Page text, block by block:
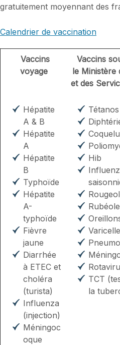
gratuitement moyennant des
Calendrier de vaccination
Vaccins
voyage
Vaccins
le Ministère
et des
Hépatite
A & B
Hépatite
A
Hépatite
B
Typhoïde
Hépatite
A-
typhoïde
Fièvre
jaune
Diarrhée
à ETEC et
choléra
(turista)
Influenza
(injection)
Méningoc
oque
Tétanos
Hib
Rubéole
Varicelle
TCT
la